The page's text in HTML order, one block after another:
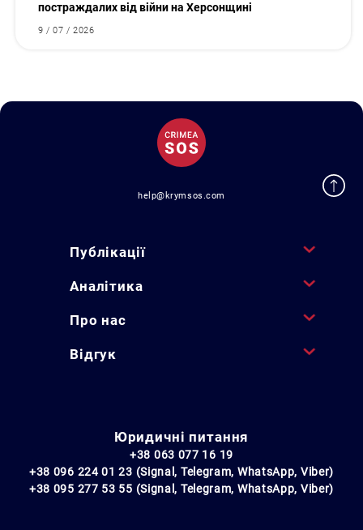
постраждалих від війни на Херсонщині
9 / 07 / 2026
help@krymsos.com
Публікації
Аналітика
Про нас
Відгук
Юридичні питання
+38 063 077 16 19
+38 096 224 01 23 (Signal, Telegram, WhatsApp, Viber)
+38 095 277 53 55 (Signal, Telegram, WhatsApp, Viber)